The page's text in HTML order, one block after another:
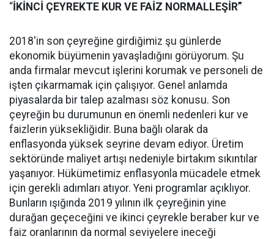
“İKİNCİ ÇEYREKTE KUR VE FAİZ NORMALLEŞİR”
2018'in son çeyreğine girdiğimiz şu günlerde
ekonomik büyümenin yavaşladığını görüyorum. Şu
anda firmalar mevcut işlerini korumak ve personeli de
işten çıkarmamak için çalışıyor. Genel anlamda
piyasalarda bir talep azalması söz konusu. Son
çeyreğin bu durumunun en önemli nedenleri kur ve
faizlerin yüksekliğidir. Buna bağlı olarak da
enflasyonda yüksek seyrine devam ediyor. Üretim
sektöründe maliyet artışı nedeniyle birtakım sıkıntılar
yaşanıyor. Hükümetimiz enflasyonla mücadele etmek
için gerekli adımları atıyor. Yeni programlar açıklıyor.
Bunların ışığında 2019 yılının ilk çeyreğinin yine
durağan geçeceğini ve ikinci çeyrekle beraber kur ve
faiz oranlarının da normal seviyelere ineceği